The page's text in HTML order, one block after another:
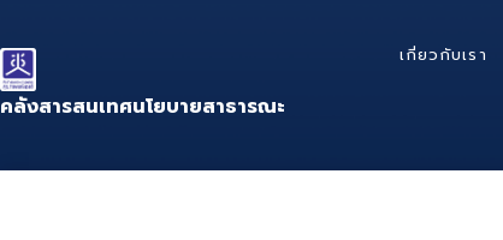
to
content
to
main
navigation
to
footer
คลังสารสนเทศนโยบายสาธารณะ
เกี่ยวกับเรา